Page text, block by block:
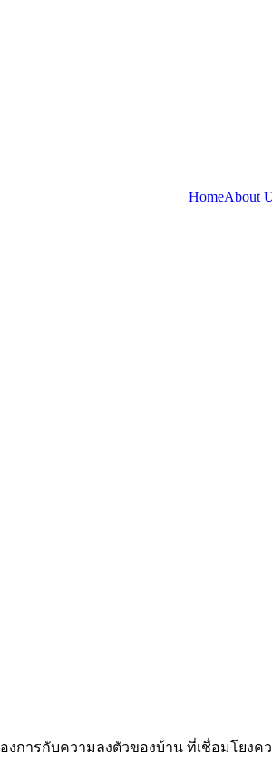
HomeAbout
การกับความลงตัวของบ้าน ที่เชื่อมโย